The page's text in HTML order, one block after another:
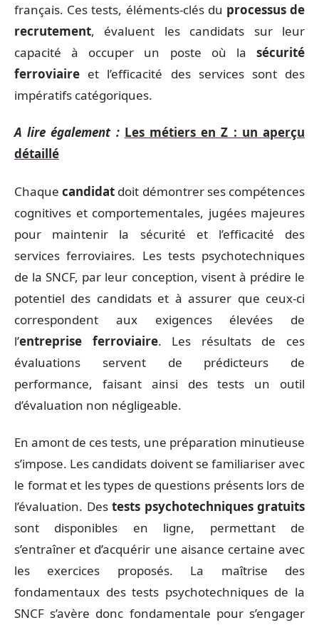
français. Ces tests, éléments-clés du processus de
recrutement, évaluent les candidats sur leur
capacité à occuper un poste où la sécurité
ferroviaire et l’efficacité des services sont des
impératifs catégoriques.
A lire également : Les métiers en Z : un aperçu
détaillé
Chaquecandidat doit démontrer ses compétences
cognitives et comportementales, jugées majeures
pour maintenir la sécurité et l’efficacité des
services ferroviaires. Les tests psychotechniques
de la SNCF, par leur conception, visent à prédire le
potentiel des candidats et à assurer que ceux-ci
correspondent aux exigences élevées de
l’entreprise ferroviaire. Les résultats de ces
évaluations servent de prédicteurs de
performance, faisant ainsi des tests un outil
d’évaluation non négligeable.
En amont de ces tests, une préparation minutieuse
s’impose. Les candidats doivent se familiariser avec
le format et les types de questions présents lors de
l’évaluation. Des tests psychotechniques gratuits
sont disponibles en ligne, permettant de
s’entraîner et d’acquérir une aisance certaine avec
les exercices proposés. La maîtrise des
fondamentaux des tests psychotechniques de la
SNCF s’avère donc fondamentale pour s’engager